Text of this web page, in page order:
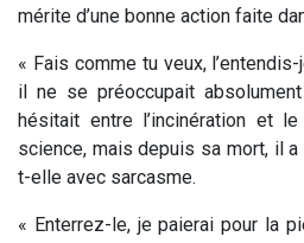
mérite d’une bonne action faite
« Fais comme tu veux,
il ne se préoccupait
hésitait entre l’incinération et
science, mais depuis sa mort, il a
t-elle avec sarcasme.
« Enterrez-le, je paierai pour la